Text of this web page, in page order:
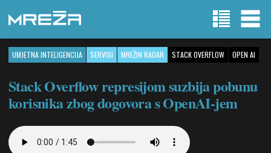
UMJETNA INTELIGENCIJA SERVISI MREŽIN RADAR STACK OVERFLOW OPEN AI
Stack Overflow represijom suzbija pobunu
korisnika zbog dogovora s OpenAI-jem